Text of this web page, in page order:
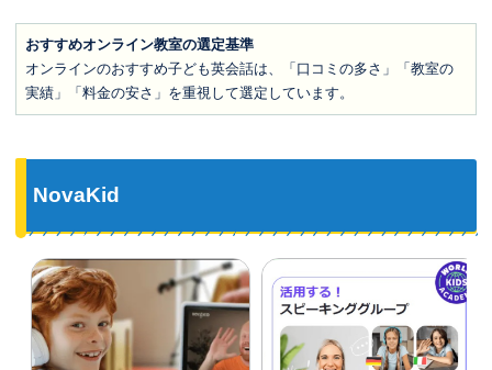
おすすめオンライン教室の選定基準
オンラインのおすすめ子ども英会話は、「口コミの多さ」「教室の
実績」「料金の安さ」を重視して選定しています。
NovaKid